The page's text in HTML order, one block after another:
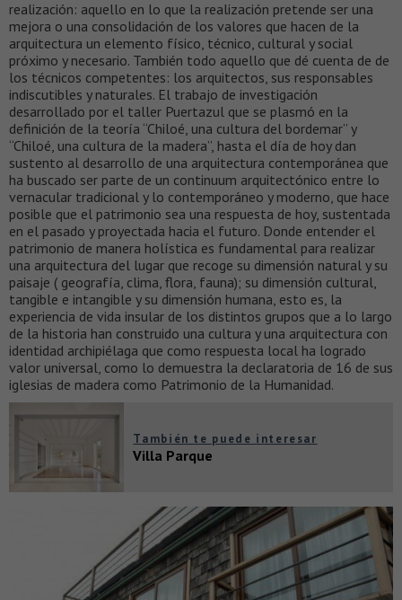
realización: aquello en lo que la realización pretende ser una
mejora o una consolidación de los valores que hacen de la
arquitectura un elemento físico, técnico, cultural y social
próximo y necesario. También todo aquello que dé cuenta de de
los técnicos competentes: los arquitectos, sus responsables
indiscutibles y naturales. El trabajo de investigación
desarrollado por el taller Puertazul que se plasmó en la
definición de la teoría “Chiloé, una cultura del bordemar” y
“Chiloé, una cultura de la madera”, hasta el día de hoy dan
sustento al desarrollo de una arquitectura contemporánea que
ha buscado ser parte de un continuum arquitectónico entre lo
vernacular tradicional y lo contemporáneo y moderno, que hace
posible que el patrimonio sea una respuesta de hoy, sustentada
en el pasado y proyectada hacia el futuro. Donde entender el
patrimonio de manera holística es fundamental para realizar
una arquitectura del lugar que recoge su dimensión natural y su
paisaje ( geografía, clima, flora, fauna); su dimensión cultural,
tangible e intangible y su dimensión humana, esto es, la
experiencia de vida insular de los distintos grupos que a lo largo
de la historia han construido una cultura y una arquitectura con
identidad archipiélaga que como respuesta local ha logrado
valor universal, como lo demuestra la declaratoria de 16 de sus
iglesias de madera como Patrimonio de la Humanidad.
También te puede interesar
Villa Parque